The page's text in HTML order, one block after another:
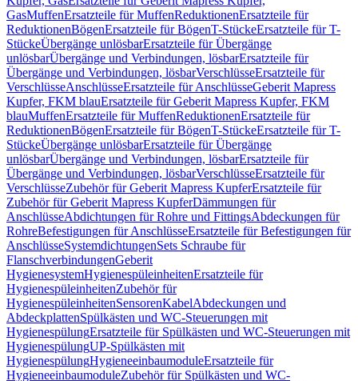
GasMuffenErsatzteile für MuffenReduktionenErsatzteile für
ReduktionenBögenErsatzteile für BögenT-StückeErsatzteile für T-
StückeÜbergänge unlösbarErsatzteile für Übergänge
unlösbarÜbergänge und Verbindungen, lösbarErsatzteile für
Übergänge und Verbindungen, lösbarVerschlüsseErsatzteile für
VerschlüsseAnschlüsseErsatzteile für AnschlüsseGeberit Mapress
Kupfer, FKM blauErsatzteile für Geberit Mapress Kupfer, FKM
blauMuffenErsatzteile für MuffenReduktionenErsatzteile für
ReduktionenBögenErsatzteile für BögenT-StückeErsatzteile für T-
StückeÜbergänge unlösbarErsatzteile für Übergänge
unlösbarÜbergänge und Verbindungen, lösbarErsatzteile für
Übergänge und Verbindungen, lösbarVerschlüsseErsatzteile für
VerschlüsseZubehör für Geberit Mapress KupferErsatzteile für
Zubehör für Geberit Mapress KupferDämmungen für
AnschlüsseAbdichtungen für Rohre und FittingsAbdeckungen für
RohreBefestigungen für AnschlüsseErsatzteile für Befestigungen für
AnschlüsseSystemdichtungenSets Schraube für
FlanschverbindungenGeberit
HygienesystemHygienespüleinheitenErsatzteile für
HygienespüleinheitenZubehör für
HygienespüleinheitenSensorenKabelAbdeckungen und
AbdeckplattenSpülkästen und WC-Steuerungen mit
HygienespülungErsatzteile für Spülkästen und WC-Steuerungen mit
HygienespülungUP-Spülkästen mit
HygienespülungHygieneeinbaumoduleErsatzteile für
HygieneeinbaumoduleZubehör für Spülkästen und WC-